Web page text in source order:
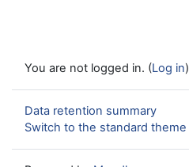
You are not logged in. (Log in)
Data retention summary
Switch to the standard theme